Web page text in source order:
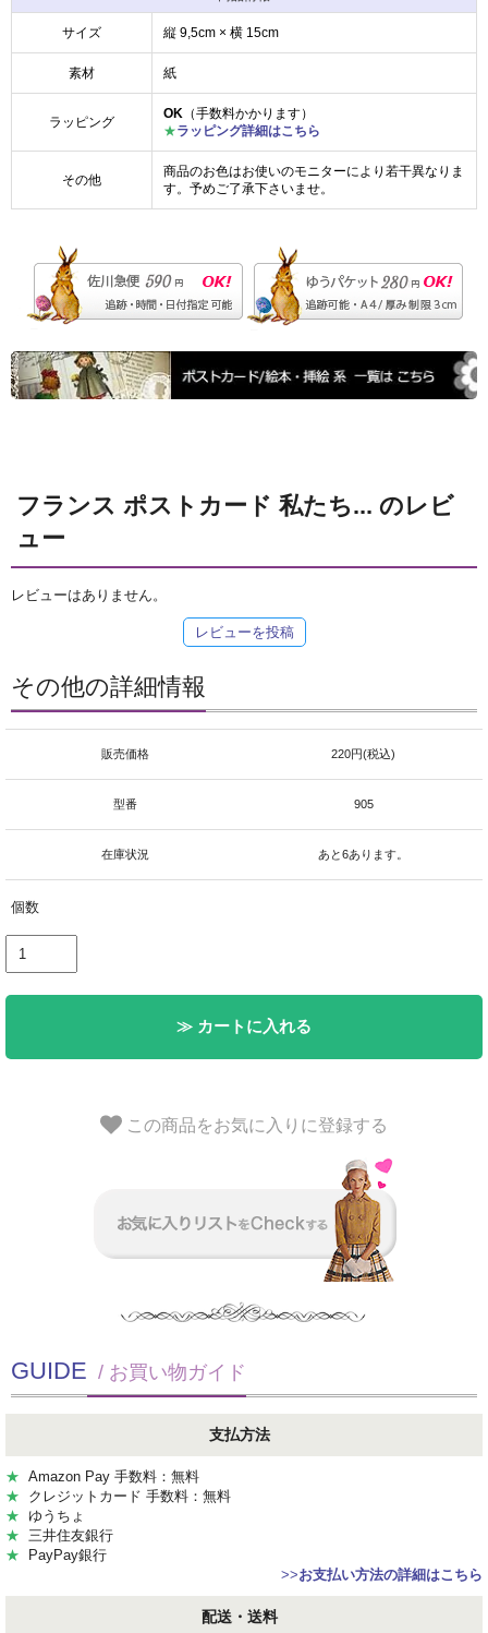
サイズ 縦 9,5cm × 横 15cm
素材 紙
ラッピング
OK （手数料かかります）
★ラッピング詳細はこちら
その他
商品のお色はお使いのモニターにより若干異なりま
す。予めご了承下さいませ。
フランス ポストカード 私たち... のレビ
ュー
レビューはありません。
レビューを投稿
その他の詳細情報
販売価格 220円(税込)
型番 905
在庫状況 あと6あります。
個数
≫ カートに入れる
この商品をお気に入りに登録する
GUIDE / お買い物ガイド
支払方法
★ Amazon Pay 手数料：無料
★ クレジットカード 手数料：無料
★ ゆうちょ
★ 三井住友銀行
★ PayPay銀行
>>お支払い方法の詳細はこちら
配送・送料